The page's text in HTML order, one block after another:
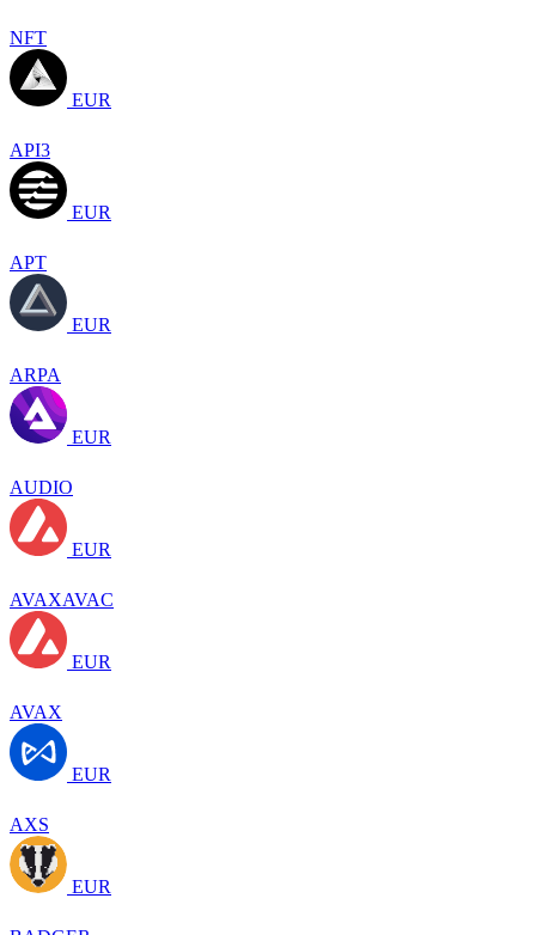
NFT
EUR
API3
EUR
APT
EUR
ARPA
EUR
AUDIO
EUR
AVAXAVAC
EUR
AVAX
EUR
AXS
EUR